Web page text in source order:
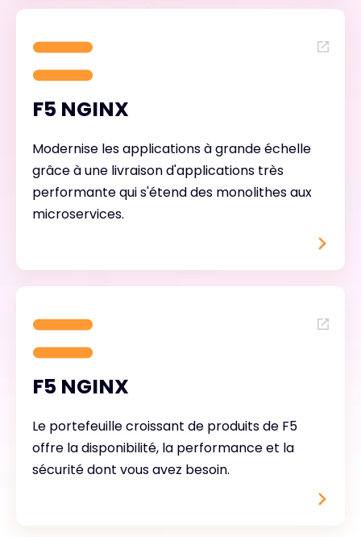
F5 NGINX
Modernise les applications à grande échelle
grâce à une livraison d'applications très
performante qui s'étend des monolithes aux
microservices.
F5 NGINX
Le portefeuille croissant de produits de F5
offre la disponibilité, la performance et la
sécurité dont vous avez besoin.